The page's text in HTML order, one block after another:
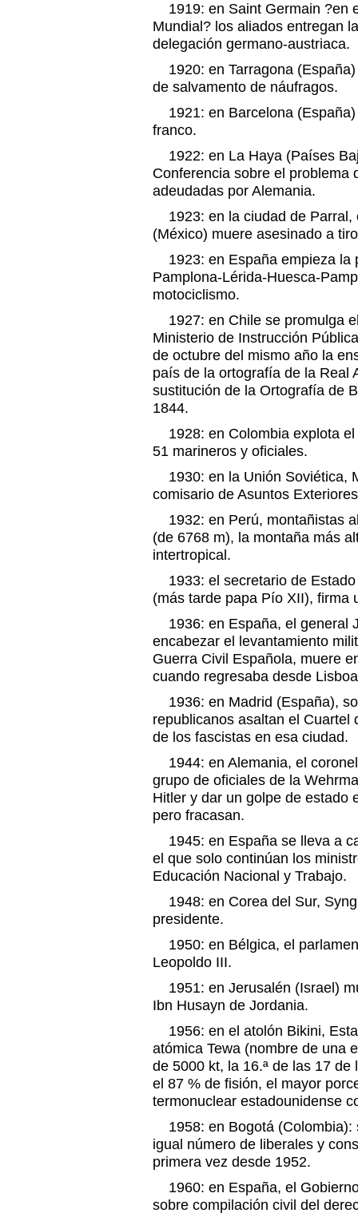
1919: en Saint Germain ?en
Mundial? los aliados entregan
delegación germano-austriaca.
1920: en Tarragona
de salvamento de náufragos.
1921: en Barcelona
franco.
1922: en La Haya (Países
Conferencia sobre el problema
adeudadas por Alemania.
1923: en la ciudad de Parral,
(México) muere asesinado a
1923: en España empieza la
Pamplona-Lérida-Huesca-
motociclismo.
1927: en Chile se promulga
Ministerio de Instrucción
de octubre del mismo año la
país de la ortografía de la Real
sustitución de la Ortografía de
1844.
1928: en Colombia explota el
51 marineros y oficiales.
1930: en la Unión Soviética,
comisario de Asuntos
1932: en Perú, montañistas
(de 6768 m), la montaña más
intertropical.
1933: el secretario de
(más tarde papa Pío XII), firma
1936: en España, el general
encabezar el levantamiento
Guerra Civil Española, muere
cuando regresaba desde
1936: en Madrid (España),
republicanos asaltan el Cuartel
de los fascistas en esa ciudad.
1944: en Alemania, el
grupo de oficiales de la
Hitler y dar un golpe de estado
pero fracasan.
1945: en España se lleva a
el que solo continúan los
Educación Nacional y Trabajo.
1948: en Corea del Sur,
presidente.
1950: en Bélgica, el
Leopoldo III.
1951: en Jerusalén (Israel)
Ibn Husayn de Jordania.
1956: en el atolón Bikini,
atómica Tewa (nombre de una
de 5000 kt, la 16.ª de las 17
el 87 % de fisión, el mayor
termonuclear estadounidense
1958: en Bogotá (Colombia):
igual número de liberales y
primera vez desde 1952.
1960: en España, el
sobre compilación civil del